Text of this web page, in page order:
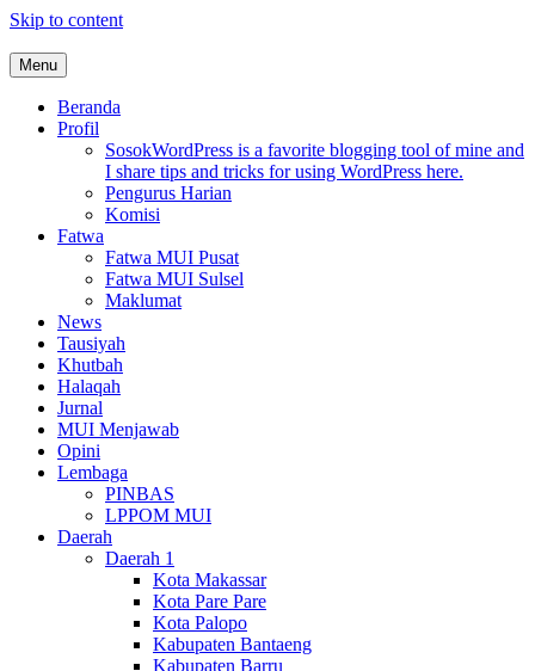
Skip to content
MUI Sulawesi Selatan
Khadimul Ummah wa Shadiqul Hukuuma
Menu
Beranda
Profil
SosokWordPress is a favorite blogging tool of mine and
I share tips and tricks for using WordPress here.
Pengurus Harian
Komisi
Fatwa
Fatwa MUI Pusat
Fatwa MUI Sulsel
Maklumat
News
Tausiyah
Khutbah
Halaqah
Jurnal
MUI Menjawab
Opini
Lembaga
PINBAS
LPPOM MUI
Daerah
Daerah 1
Kota Makassar
Kota Pare Pare
Kota Palopo
Kabupaten Bantaeng
Kabupaten Barru